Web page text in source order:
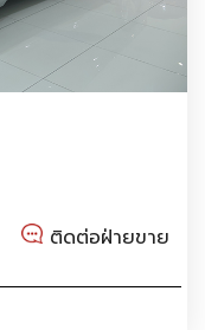
ติดต่อฝ่ายขาย